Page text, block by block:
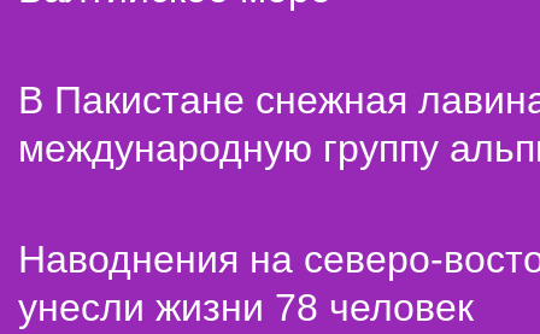
В Пакистане снежная
международную группу
Наводнения на северо-
унесли жизни 78 человек